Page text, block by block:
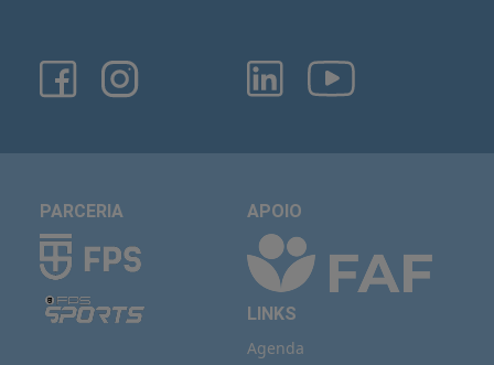
PARCERIA APOIO
LINKS
Agenda